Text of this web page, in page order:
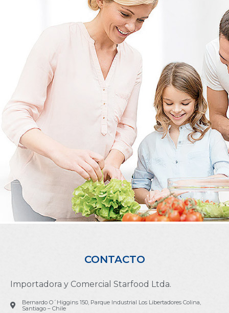
CONTACTO
Importadora y Comercial Starfood Ltda.
Bernardo O´Higgins 150, Parque Industrial Los Libertadores Colina,
Santiago – Chile